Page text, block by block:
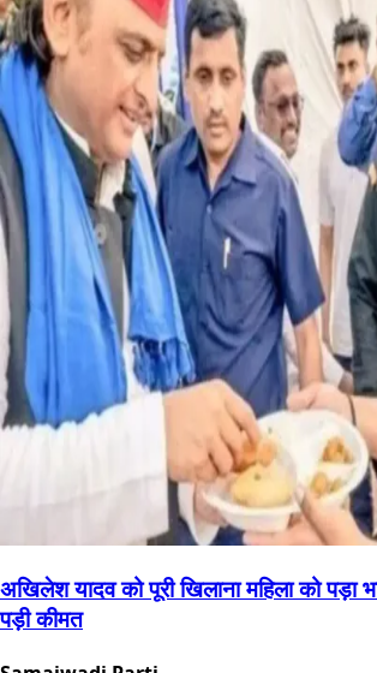
अखिलेश यादव को पूरी खिलाना महिला को पड़ा
पड़ी कीमत